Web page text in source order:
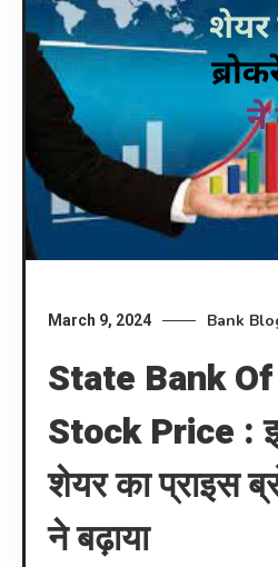
March 9, 2024 Bank
State Bank
Stock Price :
शेयर का प्राइस
ने बढ़ाया